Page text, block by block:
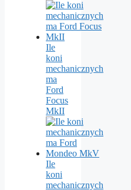
Ile
koni
mechanicznych
ma
Ford
Focus
MkII
Ile
koni
mechanicznych